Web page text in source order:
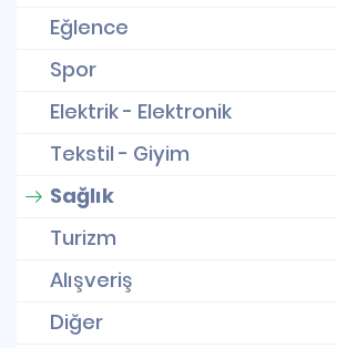
Eğlence
Spor
Elektrik - Elektronik
Tekstil - Giyim
Sağlık
Turizm
Alışveriş
Diğer